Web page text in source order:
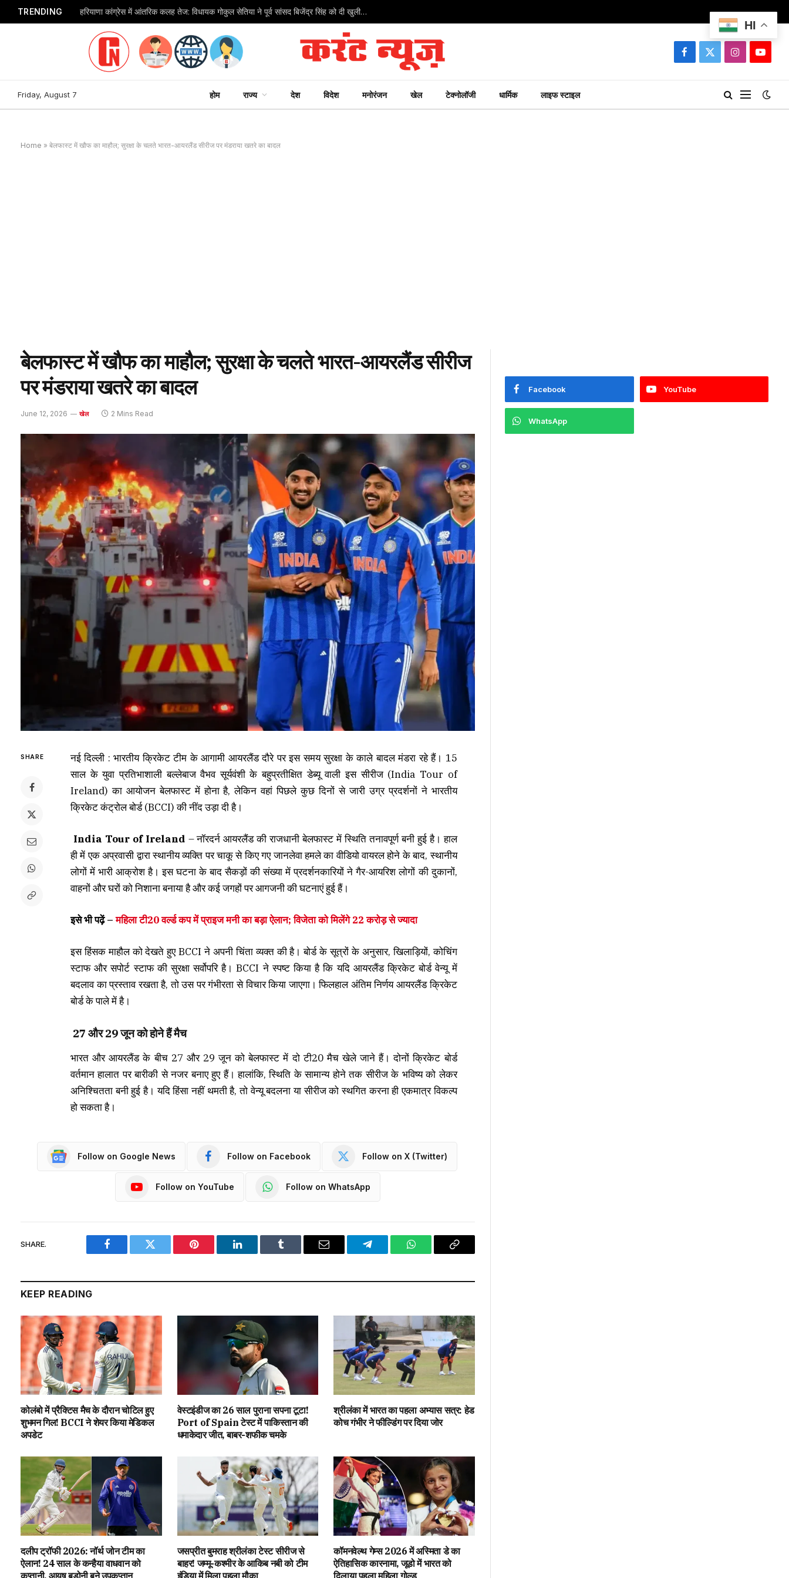
TRENDING हरियाणा कांग्रेस में आंतरिक कलह तेज: विधायक गोकुल सेतिया ने पूर्व सांसद बिजेंद्र सिंह को दी खुली चुनौती
Facebook
X
Instagram
Friday, August 7 होम राज्य देश विदेश मनोरंजन खेल टेक्नोलॉजी धार्मिक लाइफ स्टाइल
Home » बेलफास्ट में खौफ का माहौल; सुरक्षा के चलते भारत-आयरलैंड सीरीज पर मंडराया खतरे का बादल
बेलफास्ट में खौफ का माहौल; सुरक्षा के चलते भारत-आयरलैंड सीरीज
पर मंडराया खतरे का बादल
June 12, 2026 खेल 2 Mins Read
SHARE
नई दिल्ली : भारतीय क्रिकेट टीम के आगामी आयरलैंड दौरे पर इस समय सुरक्षा के काले बादल मंडरा रहे हैं। 15
साल के युवा प्रतिभाशाली बल्लेबाज वैभव सूर्यवंशी के बहुप्रतीक्षित डेब्यू वाली इस सीरीज (India Tour of
Ireland) का आयोजन बेलफास्ट में होना है, लेकिन वहां पिछले कुछ दिनों से जारी उग्र प्रदर्शनों ने भारतीय
क्रिकेट कंट्रोल बोर्ड (BCCI) की नींद उड़ा दी है।
India Tour of Ireland – नॉरदर्न आयरलैंड की राजधानी बेलफास्ट में स्थिति तनावपूर्ण बनी हुई है। हाल
ही में एक अप्रवासी द्वारा स्थानीय व्यक्ति पर चाकू से किए गए जानलेवा हमले का वीडियो वायरल होने के बाद, स्थानीय
लोगों में भारी आक्रोश है। इस घटना के बाद सैकड़ों की संख्या में प्रदर्शनकारियों ने गैर-आयरिश लोगों की दुकानों,
वाहनों और घरों को निशाना बनाया है और कई जगहों पर आगजनी की घटनाएं हुई हैं।
इसे भी पढ़ें –महिला टी20 वर्ल्ड कप में प्राइज मनी का बड़ा ऐलान; विजेता को मिलेंगे 22 करोड़ से ज्यादा
इस हिंसक माहौल को देखते हुए BCCI ने अपनी चिंता व्यक्त की है। बोर्ड के सूत्रों के अनुसार, खिलाड़ियों, कोचिंग
स्टाफ और सपोर्ट स्टाफ की सुरक्षा सर्वोपरि है। BCCI ने स्पष्ट किया है कि यदि आयरलैंड क्रिकेट बोर्ड वेन्यू में
बदलाव का प्रस्ताव रखता है, तो उस पर गंभीरता से विचार किया जाएगा। फिलहाल अंतिम निर्णय आयरलैंड क्रिकेट
बोर्ड के पाले में है।
27 और 29 जून को होने हैं मैच
भारत और आयरलैंड के बीच 27 और 29 जून को बेलफास्ट में दो टी20 मैच खेले जाने हैं। दोनों क्रिकेट बोर्ड
वर्तमान हालात पर बारीकी से नजर बनाए हुए हैं। हालांकि, स्थिति के सामान्य होने तक सीरीज के भविष्य को लेकर
अनिश्चितता बनी हुई है। यदि हिंसा नहीं थमती है, तो वेन्यू बदलना या सीरीज को स्थगित करना ही एकमात्र विकल्प
हो सकता है।
Follow on Google News Follow on Facebook Follow on X (Twitter)
Follow on YouTube Follow on WhatsApp
SHARE.
Facebook Twitter Pinterest LinkedIn Tumblr Email Telegram WhatsAppCopy
KEEP READING
कोलंबो में प्रैक्टिस मैच के दौरान चोटिल हुए
शुभमन गिल! BCCI ने शेयर किया मेडिकल
अपडेट
वेस्टइंडीज का 26 साल पुराना सपना टूटा!
Port of Spain टेस्ट में पाकिस्तान की
धमाकेदार जीत, बाबर-शफीक चमके
श्रीलंका में भारत का पहला अभ्यास सत्र: हेड
कोच गंभीर ने फील्डिंग पर दिया जोर
दलीप ट्रॉफी 2026: नॉर्थ जोन टीम का
ऐलान! 24 साल के कन्हैया वाधवान को
जसप्रीत बुमराह श्रीलंका टेस्ट सीरीज से
बाहर! जम्मू-कश्मीर के आकिब नबी को टीम
कॉमनवेल्थ गेम्स 2026 में अस्मिता डे का
ऐतिहासिक कारनामा, जूडो में भारत को
Facebook YouTube
WhatsApp
HI